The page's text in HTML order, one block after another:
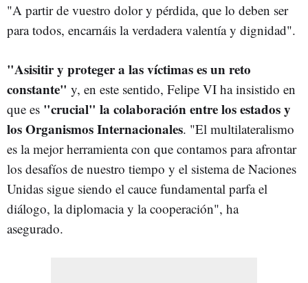
"A partir de vuestro dolor y pérdida, que lo deben ser
para todos, encarnáis la verdadera valentía y dignidad".
"Asisitir y proteger a las víctimas es un reto
constante" y, en este sentido, Felipe VI ha insistido en
que es "crucial" la colaboración entre los estados y
los Organismos Internacionales. "El multilateralismo
es la mejor herramienta con que contamos para afrontar
los desafíos de nuestro tiempo y el sistema de Naciones
Unidas sigue siendo el cauce fundamental parfa el
diálogo, la diplomacia y la cooperación", ha
asegurado.